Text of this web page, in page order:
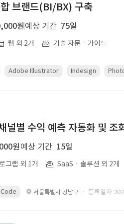
브랜드(BI/BX) 구축
원 예상 기간 75일
웹 외 2개 기술 자문ㆍ가이드
Adobe Illustrator Indesign
널별 수익 예측 자동화 및 조
원 예상 기간 15일
그램 외 1개 SaaSㆍ솔루션 외 2개
서울특별시 강남구 · 등록일자